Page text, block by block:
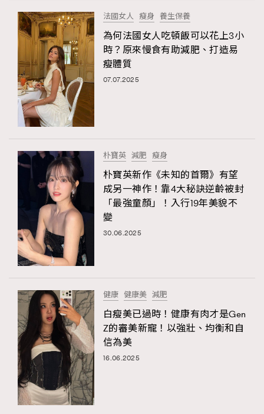
法國女人 瘦身 養生保養
為何法國女人吃頓飯可以花上3小
時？原來慢食有助減肥、打造易
瘦體質
07.07.2025
朴寶英 減肥 瘦身
朴寶英新作《未知的首爾》有望
成另一神作！靠4大秘訣逆齡被封
「最強童顏」！入行19年美貌不
變
30.06.2025
健康 健康美 減肥
白瘦美已過時！健康有肉才是Gen
Z的審美新寵！以強壯、均衡和自
信為美
16.06.2025